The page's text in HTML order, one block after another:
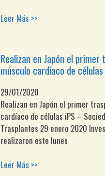
Leer Más >>
Realizan en Japón el
músculo cardíaco de células
29/01/2020
Realizan en Japón el primer
cardíaco de células iPS –
Trasplantes 29 enero 2020
realizaron este lunes
Leer Más >>